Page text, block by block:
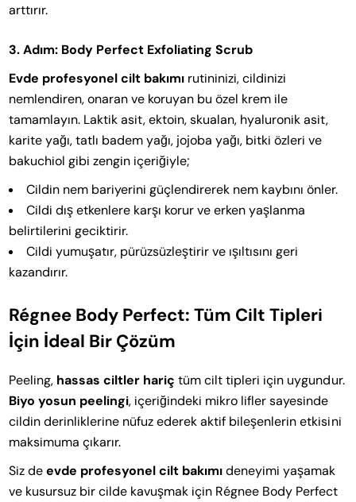
arttırır.
3. Adım: Body Perfect Exfoliating Scrub
Evde profesyonel cilt bakımı rutininizi, cildinizi
nemlendiren, onaran ve koruyan bu özel krem ile
tamamlayın. Laktik asit, ektoin, skualan, hyaluronik asit,
karite yağı, tatlı badem yağı, jojoba yağı, bitki özleri ve
bakuchiol gibi zengin içeriğiyle;
Cildin nem bariyerini güçlendirerek nem kaybını önler.
Cildi dış etkenlere karşı korur ve erken yaşlanma
belirtilerini geciktirir.
Cildi yumuşatır, pürüzsüzleştirir ve ışıltısını geri
kazandırır.
Régnee Body Perfect: Tüm Cilt Tipleri
İçin İdeal Bir Çözüm
Peeling, hassas ciltler hariç tüm cilt tipleri için uygundur.
Biyo yosun peelingi, içeriğindeki mikro lifler sayesinde
cildin derinliklerine nüfuz ederek aktif bileşenlerin etkisini
maksimuma çıkarır.
Siz deevde profesyonel cilt bakımıdeneyimi yaşamak
ve kusursuz bir cilde kavuşmak için Régnee Body Perfect